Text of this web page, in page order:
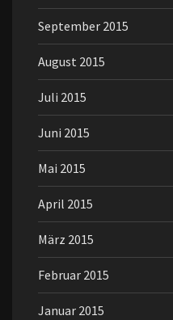
September 2015
August 2015
Juli 2015
Juni 2015
Mai 2015
April 2015
März 2015
Februar 2015
Januar 2015